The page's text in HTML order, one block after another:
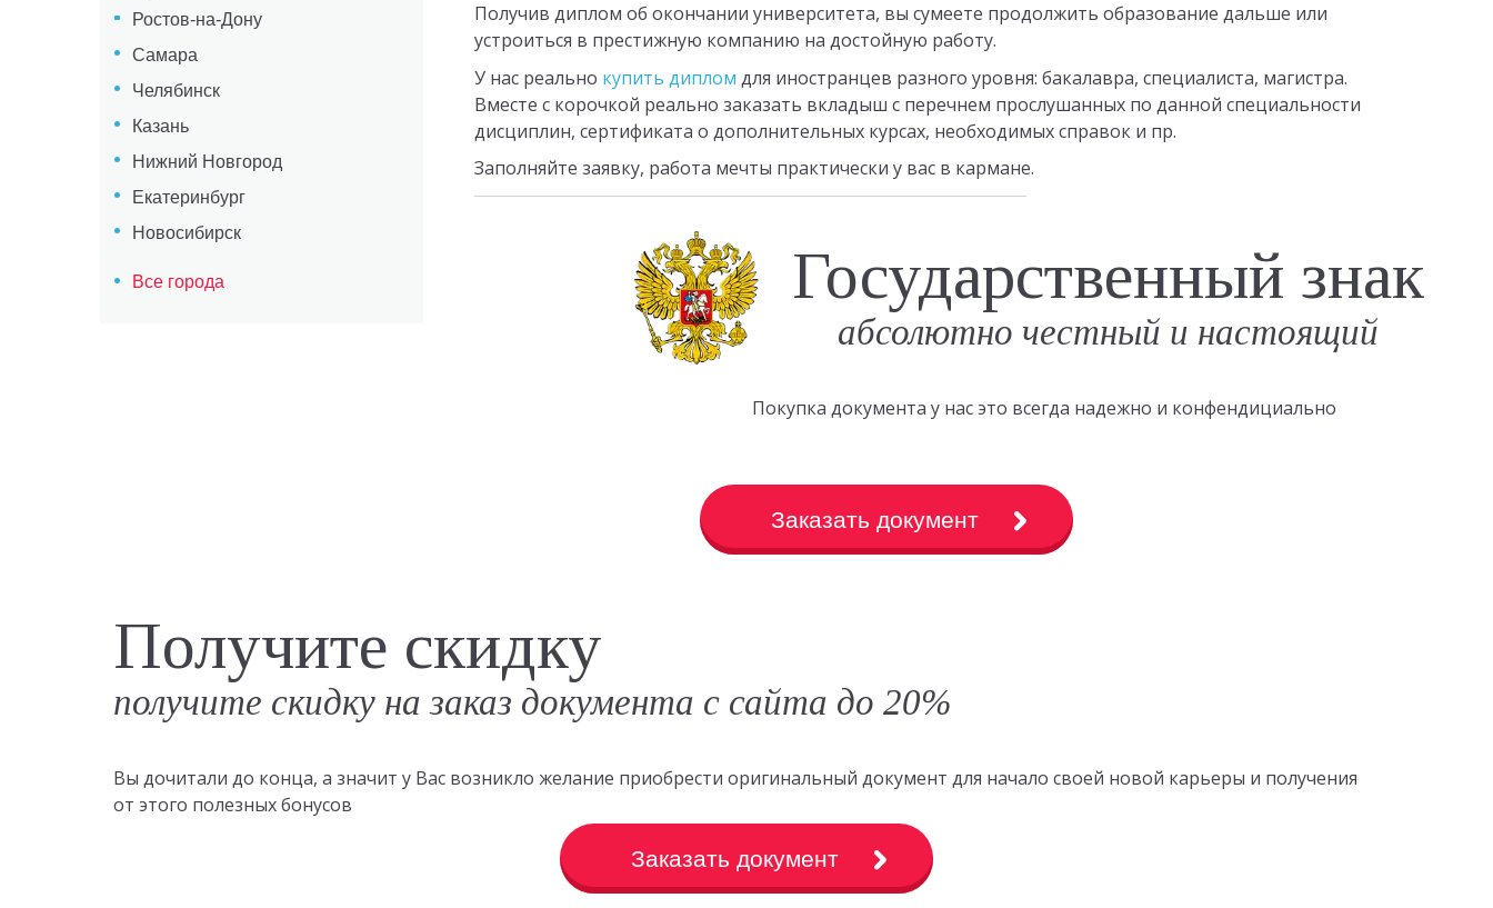
Ростов-на-Дону
Самара
Челябинск
Казань
Нижний Новгород
Екатеринбург
Новосибирск
Все города
Получив диплом об окончании университета, вы сумеете продолжить образование дальше или
устроиться в престижную компанию на достойную работу.
У нас реально купить диплом для иностранцев разного уровня: бакалавра, специалиста, магистра.
Вместе с корочкой реально заказать вкладыш с перечнем прослушанных по данной специальности
дисциплин, сертификата о дополнительных курсах, необходимых справок и пр.
Заполняйте заявку, работа мечты практически у вас в кармане.
Государственный знак
абсолютно честный и настоящий
Покупка документа у нас это всегда надежно и конфендициально
Заказать документ
Получите скидку
получите скидку на заказ документа с сайта до 20%
Вы дочитали до конца, а значит у Вас возникло желание приобрести оригинальный документ для начало своей новой карьеры и получения
от этого полезных бонусов
Заказать документ